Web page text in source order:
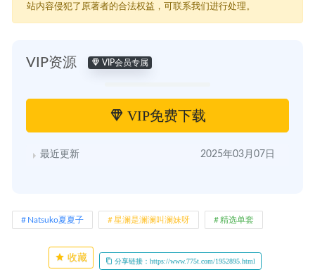
站内容侵犯了原著者的合法权益，可联系我们进行处理。
VIP资源 VIP会员专属
VIP免费下载
最近更新 2025年03月07日
Natsuko夏夏子 星澜是澜澜叫澜妹呀 精选单套
收藏 分享链接：https://www.775t.com/1952895.html